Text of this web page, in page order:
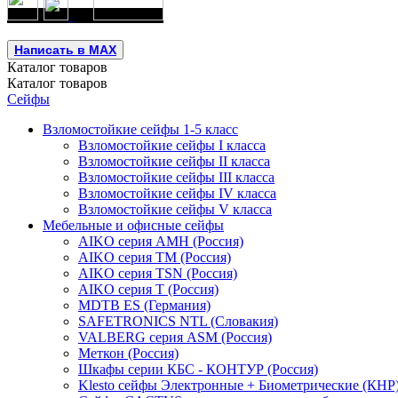
Написать в MAX
Каталог товаров
Каталог товаров
Сейфы
Взломостойкие сейфы 1-5 класс
Взломостойкие сейфы I класса
Взломостойкие сейфы II класса
Взломостойкие сейфы III класса
Взломостойкие сейфы IV класса
Взломостойкие сейфы V класса
Мебельные и офисные сейфы
AIKO серия AMH (Россия)
AIKO серия TM (Россия)
AIKO серия TSN (Россия)
AIKO серия Т (Россия)
MDTB ES (Германия)
SAFETRONICS NTL (Словакия)
VALBERG серия ASM (Россия)
Меткон (Россия)
Шкафы серии КБС - КОНТУР (Россия)
Klesto сейфы Электронные + Биометрические